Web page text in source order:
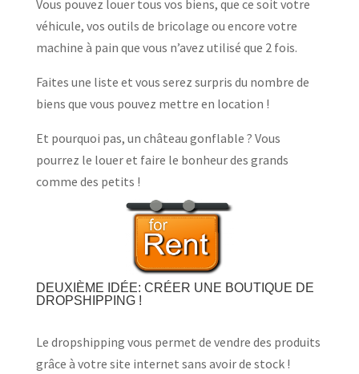
Vous pouvez louer tous vos biens, que ce soit votre
véhicule, vos outils de bricolage ou encore votre
machine à pain que vous n’avez utilisé que 2 fois.
Faites une liste et vous serez surpris du nombre de
biens que vous pouvez mettre en location !
Et pourquoi pas, un château gonflable ? Vous
pourrez le louer et faire le bonheur des grands
comme des petits !
DEUXIÈME IDÉE: CRÉER UNE BOUTIQUE DE
DROPSHIPPING !
Le dropshipping vous permet de vendre des produits
grâce à votre site internet sans avoir de stock !